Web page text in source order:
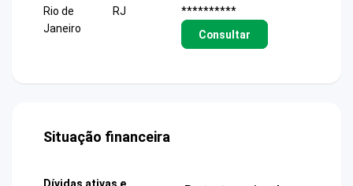
Rio de
Janeiro
RJ
**********
Consultar
Situação financeira